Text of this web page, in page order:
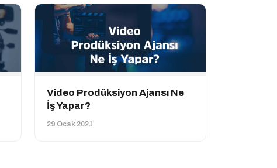
Video Prodüksiyon Ajansı Ne
İş Yapar?
29 Ocak 2021